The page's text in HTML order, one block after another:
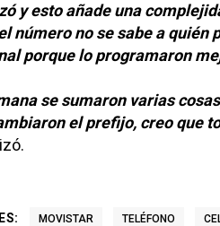
y esto añade una
número no se sabe a quién
porque lo programaron
se sumaron varias
el prefijo, creo que
MOVISTAR TELÉFONO